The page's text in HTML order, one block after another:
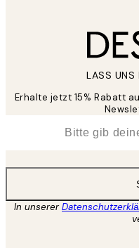
LASS UNS
Erhalte jetzt 15% Rabatt
In unserer